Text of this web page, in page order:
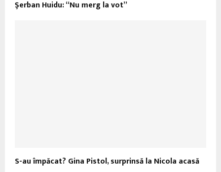
Şerban Huidu: “Nu merg la vot”
S-au împăcat? Gina Pistol, surprinsă la Nicola acasă